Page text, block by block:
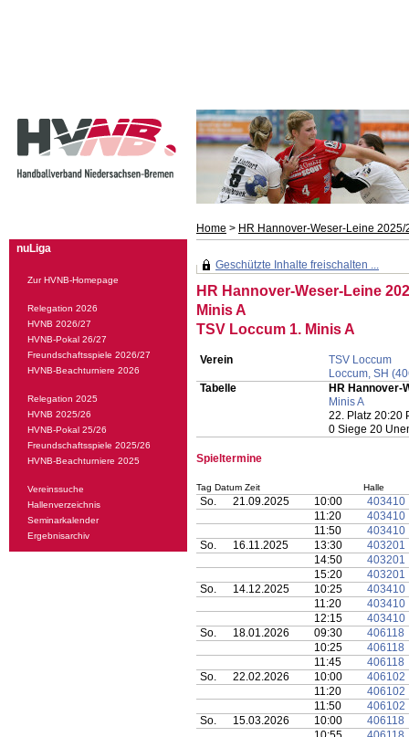
Home > HR Hannover-Weser-Leine 2025/
nuLiga
Zur HVNB-Homepage
Relegation 2026
HVNB 2026/27
HVNB-Pokal 26/27
Freundschaftsspiele 2026/27
HVNB-Beachturniere 2026
Relegation 2025
HVNB 2025/26
HVNB-Pokal 25/26
Freundschaftsspiele 2025/26
HVNB-Beachturniere 2025
Vereinssuche
Hallenverzeichnis
Seminarkalender
Ergebnisarchiv
Geschützte Inhalte freischalten ...
HR Hannover-Weser-Leine
Minis A
TSV Loccum 1. Minis A
Verein
TSV Loccum
Loccum, SH
Tabelle
HR Hannover-
Minis A
22. Platz 20:20
0 Siege 20
Spieltermine
Tag Datum Zeit Halle
So. 21.09.2025 10:00
403410
11:20
403410
11:50
403410
So.
16.11.2025 13:30
403201
14:50
403201
15:20
403201
So.
14.12.2025 10:25
403410
11:20
403410
12:15
403410
So.
18.01.2026 09:30
406118
10:25
406118
11:45
406118
So.
22.02.2026 10:00
406102
11:20
406102
11:50
406102
So.
15.03.2026 10:00
406118